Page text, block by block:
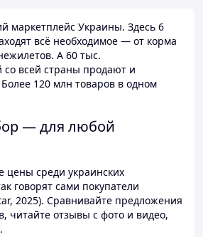
маркетплейс Украины. Здесь 6
всё необходимое — от корма
А 60 тыс.
всей страны продают и
120 млн товаров в одном
— для любой
цены среди украинских
говорят сами покупатели
2025). Сравнивайте предложения
читайте отзывы с фото и видео,